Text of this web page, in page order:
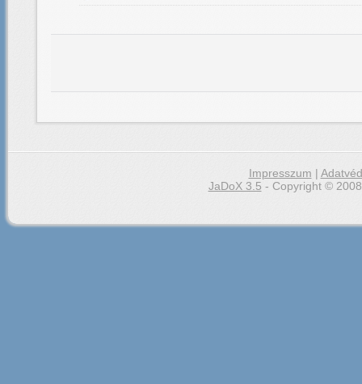
Impresszum |
JaDoX 3.5 - Copyright ©